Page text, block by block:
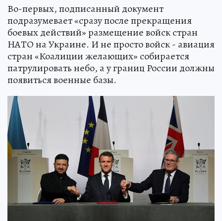
Во-первых, подписанный документ
подразумевает «сразу после прекращения
боевых действий» размещение войск стран
НАТО на Украине. И не просто войск - авиация
стран «Коалиции желающих» собирается
патрулировать небо, а у границ России должны
появиться военные базы.